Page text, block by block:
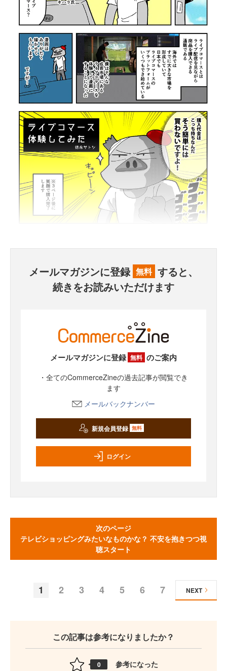
メールマガジンに登録 無料 すると、
続きをお読みいただけます
メールマガジンに登録 無料 のご案内
・全てのCommerceZineの過去記事が閲覧でき
ます
メールバックナンバー
新規会員登録 無料
ログイン
次のページ
テレビショッピングみたいなものかな？ 不安を抱きつつ視
聴スタート
1 2 3 4 5 6 7 NEXT
この記事は参考になりましたか？
0 参考になった